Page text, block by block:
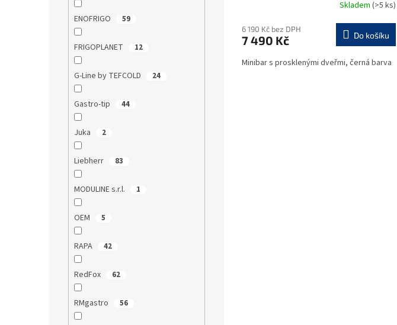
ENOFRIGO 59
FRIGOPLANET 12
G-Line by TEFCOLD 24
Gastro-tip 44
Juka 2
Liebherr 83
MODULINE s.r.l. 1
OEM 5
RAPA 42
RedFox 62
RMgastro 56
Skladem (>5 ks)
6 190 Kč bez DPH
7 490 Kč Do košíku
Minibar s prosklenými dveřmi, černá barva